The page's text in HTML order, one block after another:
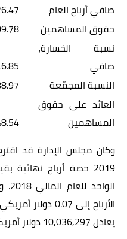
صافي أرباح العام
حقوق المساهمين
نسبة الخسارة،
صافي
النسبة المجمّعة
العائد على حقوق
المساهمين
8.54
الواحد للعام المالي 2018
.
يعادل10,036,297 دولار